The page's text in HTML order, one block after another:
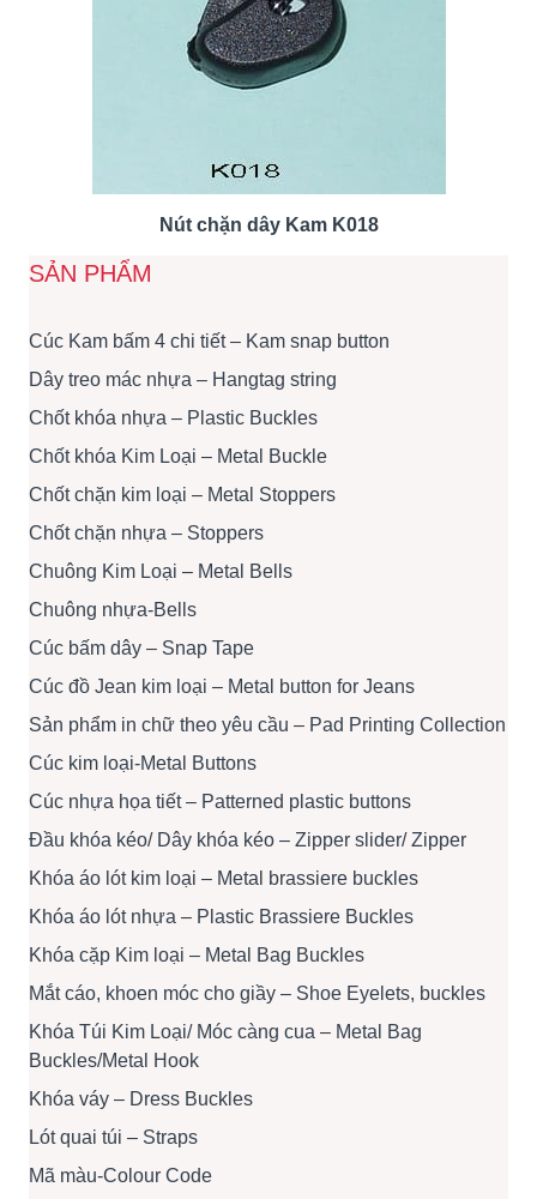
Nút chặn dây Kam K018
SẢN PHẨM
Cúc Kam bấm 4 chi tiết – Kam snap button
Dây treo mác nhựa – Hangtag string
Chốt khóa nhựa – Plastic Buckles
Chốt khóa Kim Loại – Metal Buckle
Chốt chặn kim loại – Metal Stoppers
Chốt chặn nhựa – Stoppers
Chuông Kim Loại – Metal Bells
Chuông nhựa-Bells
Cúc bấm dây – Snap Tape
Cúc đồ Jean kim loại – Metal button for Jeans
Sản phẩm in chữ theo yêu cầu – Pad Printing Collection
Cúc kim loại-Metal Buttons
Cúc nhựa họa tiết – Patterned plastic buttons
Đầu khóa kéo/ Dây khóa kéo – Zipper slider/ Zipper
Khóa áo lót kim loại – Metal brassiere buckles
Khóa áo lót nhựa – Plastic Brassiere Buckles
Khóa cặp Kim loại – Metal Bag Buckles
Mắt cáo, khoen móc cho giầy – Shoe Eyelets, buckles
Khóa Túi Kim Loại/ Móc càng cua – Metal Bag
Buckles/Metal Hook
Khóa váy – Dress Buckles
Lót quai túi – Straps
Mã màu-Colour Code